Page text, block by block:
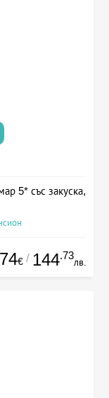
5* със закуска,
74€ / 144.73
лв.